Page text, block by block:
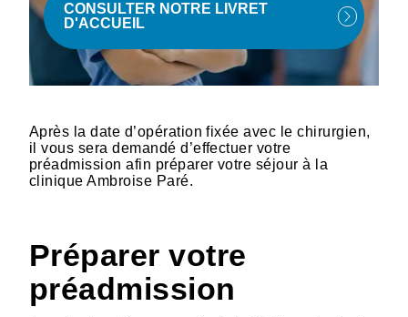
CONSULTER NOTRE LIVRET
D'ACCUEIL
Après la date d’opération fixée avec le chirurgien,
il vous sera demandé d’effectuer votre
préadmission afin préparer votre séjour à la
clinique Ambroise Paré.
Préparer votre
préadmission